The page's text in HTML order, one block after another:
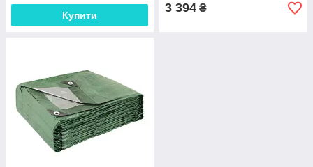
Купити
3 394 ₴